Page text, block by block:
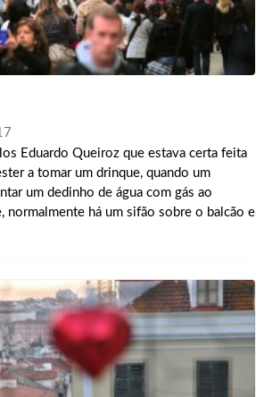
Eduardo Queiroz que estava certa feita
a tomar um drinque, quando um
um dedinho de água com gás ao
normalmente há um sifão sobre o balcão e